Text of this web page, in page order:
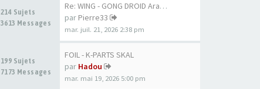
214 Sujets
3613 Messages
Re: WING - GONG DROID Aramid …
par Pierre33
mar. juil. 21, 2026 2:38 pm
199 Sujets
7173 Messages
FOIL - K-PARTS SKAL
par Hadou
mar. mai 19, 2026 5:00 pm